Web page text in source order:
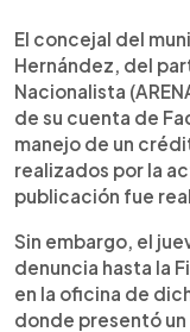
El concejal del
Hernández, del
Nacionalista
de su cuenta de
manejo de un
realizados por la
publicación fue
Sin embargo, el
denuncia hasta la
en la oficina de
donde presentó